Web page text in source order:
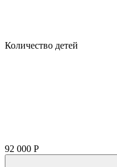
Количество детей
92 000 Р